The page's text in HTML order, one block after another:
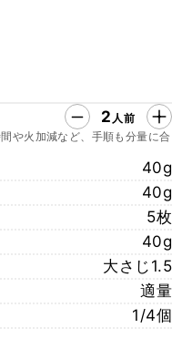
2 人前
や火加減など、手順も分量に合
40g
40g
5枚
40g
大さじ1.5
適量
1/4個